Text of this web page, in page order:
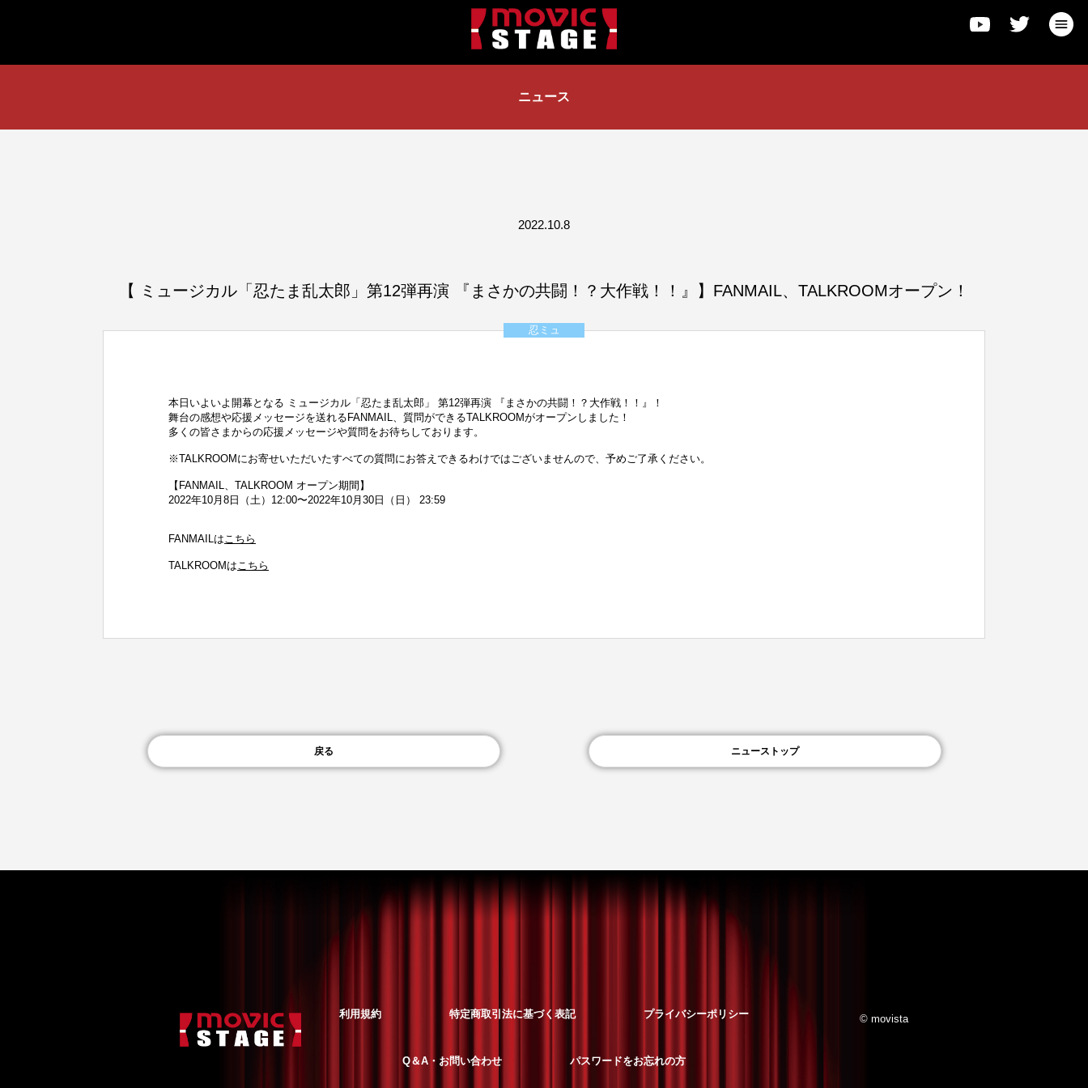
ニュース
2022.10.8
【 ミュージカル「忍たま乱太郎」第12弾再演 『まさかの共闘！？大作戦！！』】FANMAIL、TALKROOMオープン！
忍ミュ
本日いよいよ開幕となる ミュージカル「忍たま乱太郎」 第12弾再演 『まさかの共闘！？大作戦！！』！
舞台の感想や応援メッセージを送れるFANMAIL、質問ができるTALKROOMがオープンしました！
多くの皆さまからの応援メッセージや質問をお待ちしております。
※TALKROOMにお寄せいただいたすべての質問にお答えできるわけではございませんので、予めご了承ください。
【FANMAIL、TALKROOM オープン期間】
2022年10月8日（土）12:00〜2022年10月30日（日） 23:59
FANMAILは こちら
TALKROOMは こちら
戻る ニューストップ
利用規約 特定商取引法に基づく表記 プライバシーポリシー
Q＆A・お問い合わせ パスワードをお忘れの方
© movista